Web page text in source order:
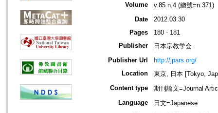
Volume
v.85 n.4 (總號=n.371)
Date
2012.03.30
Pages
180 - 181
Publisher
日本宗教学会
Publisher Url
http://jpars.org/
Location
東京, 日本 [Tokyo,
Content type
期刊論文=Journal
Language
日文=Japanese